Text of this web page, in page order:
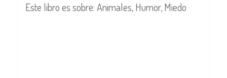
Este libro es sobre: Animales, Humor, Miedo